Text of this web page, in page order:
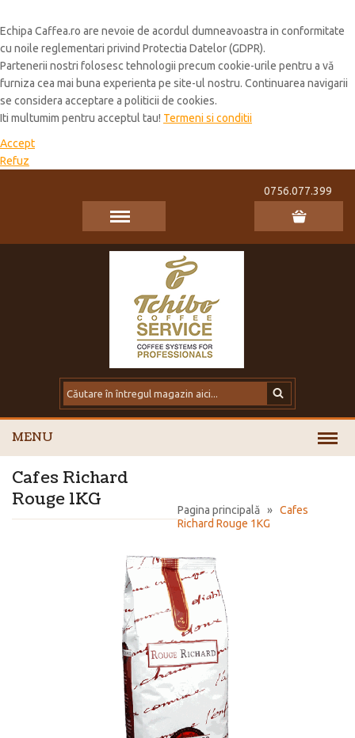
Echipa Caffea.ro are nevoie de acordul dumneavoastra in conformitate
cu noile reglementari privind Protectia Datelor (GDPR).
Partenerii nostri folosesc tehnologii precum cookie-urile pentru a vă
furniza cea mai buna experienta pe site-ul nostru. Continuarea navigarii
se considera acceptare a politicii de cookies.
Iti multumim pentru acceptul tau! Termeni si conditii
Accept
Refuz
0756.077.399
MENU
Pagina principală » Cafes
Richard Rouge 1KG
Cafes Richard
Rouge 1KG